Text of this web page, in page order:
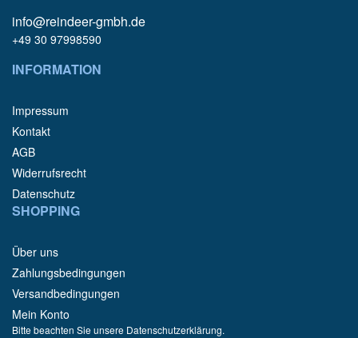
info@reindeer-gmbh.de
+49 30 97998590
INFORMATION
Impressum
Kontakt
AGB
Widerrufsrecht
Datenschutz
SHOPPING
Über uns
Zahlungsbedingungen
Versandbedingungen
Mein Konto
Bitte beachten Sie unsere Datenschutzerklärung.